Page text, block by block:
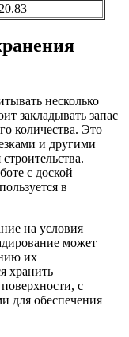
20.83
несколько
закладывать запас
количества. Это
и другими
с доской
в
на условия
может
их
хранить
с
для обеспечения